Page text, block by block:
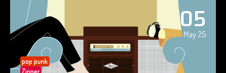
05
May 25
pop punk
Zipper